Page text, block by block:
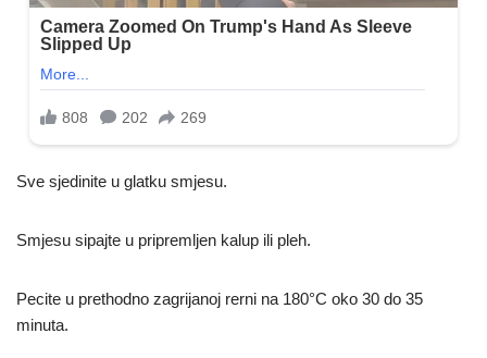
Sve sjedinite u glatku smjesu.
Smjesu sipajte u pripremljen kalup ili pleh.
Pecite u prethodno zagrijanoj rerni na 180°C oko 30 do 35
minuta.